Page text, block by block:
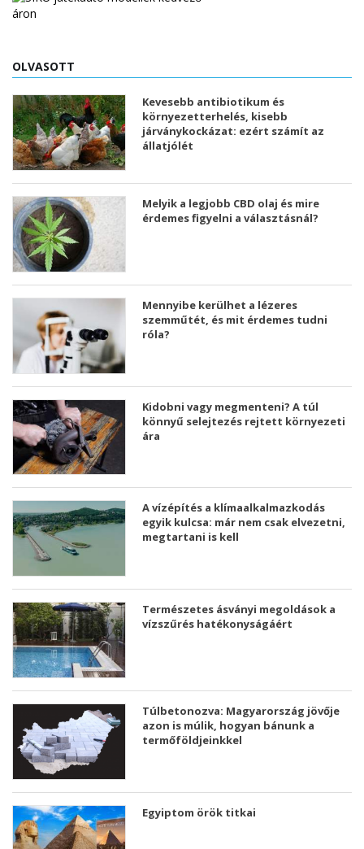
OLVASOTT
Kevesebb antibiotikum és
környezetterhelés, kisebb
járványkockázat: ezért számít az
állatjólét
Melyik a legjobb CBD olaj és mire
érdemes figyelni a választásnál?
Mennyibe kerülhet a lézeres
szemműtét, és mit érdemes tudni
róla?
Kidobni vagy megmenteni? A túl
könnyű selejtezés rejtett környezeti
ára
A vízépítés a klímaalkalmazkodás
egyik kulcsa: már nem csak elvezetni,
megtartani is kell
Természetes ásványi megoldások a
vízszűrés hatékonyságáért
Túlbetonozva: Magyarország jövője
azon is múlik, hogyan bánunk a
termőföldjeinkkel
Egyiptom örök titkai